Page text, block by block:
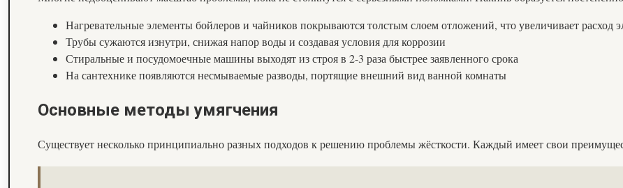
Нагревательные элементы бойлеров и чайников покрываются толстым слоем отложений, что увеличивает расход
Трубы сужаются изнутри, снижая напор воды и создавая условия для коррозии
Стиральные и посудомоечные машины выходят из строя в 2-3 раза быстрее заявленного срока
На сантехнике появляются несмываемые разводы, портящие внешний вид ванной комнаты
Основные методы умягчения
Существует несколько принципиально разных подходов к решению проблемы жёсткости. Каждый имеет свои